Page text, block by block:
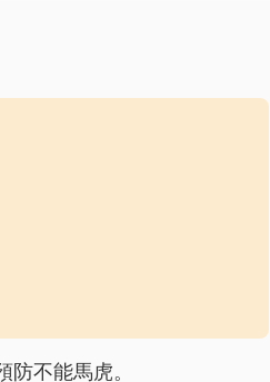
不能馬虎。